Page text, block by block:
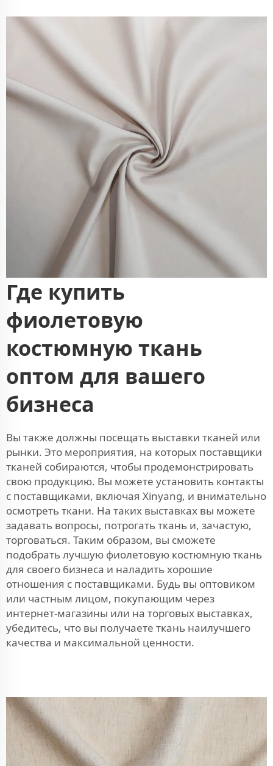
Где купить
фиолетовую
костюмную ткань
оптом для вашего
бизнеса
Вы также должны посещать выставки тканей или
рынки. Это мероприятия, на которых поставщики
тканей собираются, чтобы продемонстрировать
свою продукцию. Вы можете установить контакты
с поставщиками, включая Xinyang, и внимательно
осмотреть ткани. На таких выставках вы можете
задавать вопросы, потрогать ткань и, зачастую,
торговаться. Таким образом, вы сможете
подобрать лучшую фиолетовую костюмную ткань
для своего бизнеса и наладить хорошие
отношения с поставщиками. Будь вы оптовиком
или частным лицом, покупающим через
интернет-магазины или на торговых выставках,
убедитесь, что вы получаете ткань наилучшего
качества и максимальной ценности.